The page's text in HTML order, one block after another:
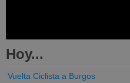
Hoy...
Vuelta Ciclista a Burgos